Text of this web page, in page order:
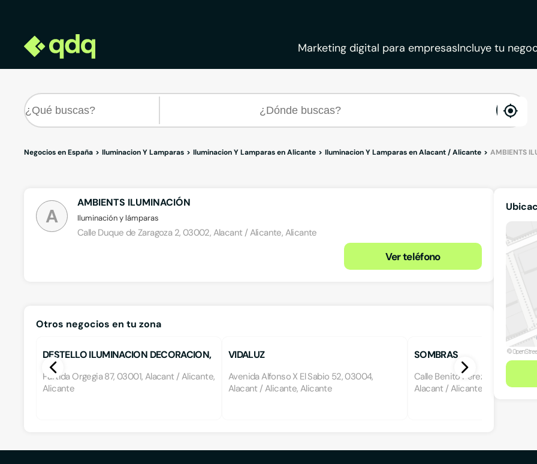
Marketing digital para empresasIncluye tu
Negocios en España Iluminacion Y Lamparas Iluminacion Y Lamparas en Alicante Iluminacion Y Lamparas en Alacant / Alicante AMBIENTS
A
AMBIENTS ILUMINACIÓN
Iluminación y lámparas
Calle Duque de Zaragoza 2, 03002, Alacant / Alicante, Alicante
Ver teléfono
Otros negocios en tu zona
DESTELLO ILUMINACION DECORACION,
S.L.
Partida Orgegia 87, 03001, Alacant / Alicante,
Alicante
VIDALUZ
Avenida Alfonso X El Sabio 52, 03004,
Alacant / Alicante, Alicante
SOMBRAS
Calle Benito Pérez Galdós 39,
Alacant / Alicante, Alicante